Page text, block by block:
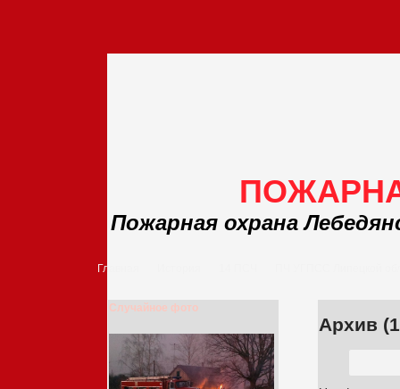
Пожарная охрана
Главная
Случайное фото
Архив